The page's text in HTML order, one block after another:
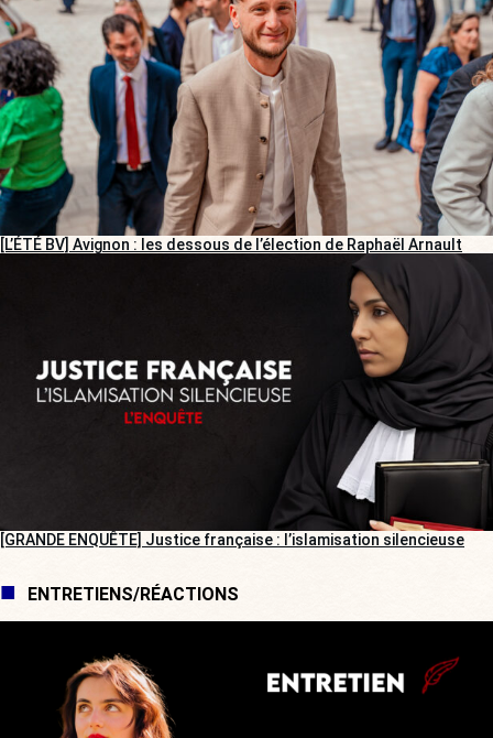
[L’ÉTÉ BV] Avignon : les dessous de l’élection de Raphaël Arnault
[GRANDE ENQUÊTE] Justice française : l’islamisation silencieuse
ENTRETIENS/RÉACTIONS